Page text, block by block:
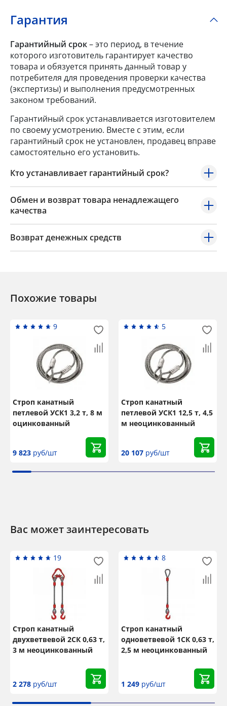
Гарантия
Гарантийный срок– это период, в течение
которого изготовитель гарантирует качество
товара и обязуется принять данный товар у
потребителя для проведения проверки качества
(экспертизы) и выполнения предусмотренных
законом требований.
Гарантийный срок устанавливается изготовителем
по своему усмотрению. Вместе с этим, если
гарантийный срок не установлен, продавец вправе
самостоятельно его установить.
Кто устанавливает гарантийный срок?
Обмен и возврат товара ненадлежащего
качества
Возврат денежных средств
Похожие товары
9
Строп канатный
петлевой УСК1 3,2 т, 8 м
оцинкованный
9 823 руб/шт
5
Строп канатный
петлевой УСК1 12,5 т, 4,5
м неоцинкованный
20 107 руб/шт
Вас может заинтересовать
19
Строп канатный
двухветвевой 2СК 0,63 т,
3 м неоцинкованный
2 278 руб/шт
8
Строп канатный
одноветвевой 1СК 0,63 т,
2,5 м неоцинкованный
1 249 руб/шт